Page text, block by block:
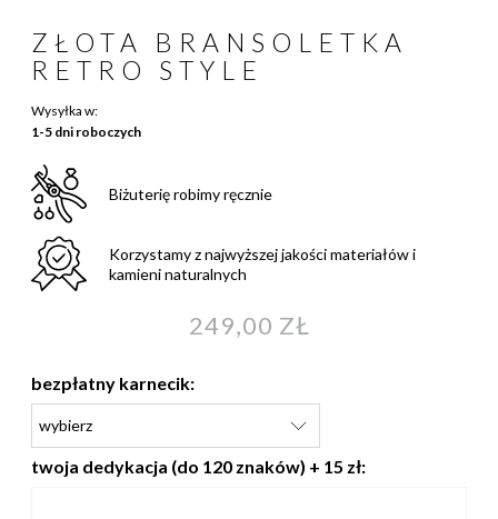
ZŁOTA BRANSOLETKA
RETRO STYLE
Wysyłka w:
1-5 dni roboczych
Biżuterię robimy ręcznie
Korzystamy z najwyższej jakości materiałów i
kamieni naturalnych
249,00 ZŁ
bezpłatny karnecik:
twoja dedykacja (do 120 znaków) + 15 zł: